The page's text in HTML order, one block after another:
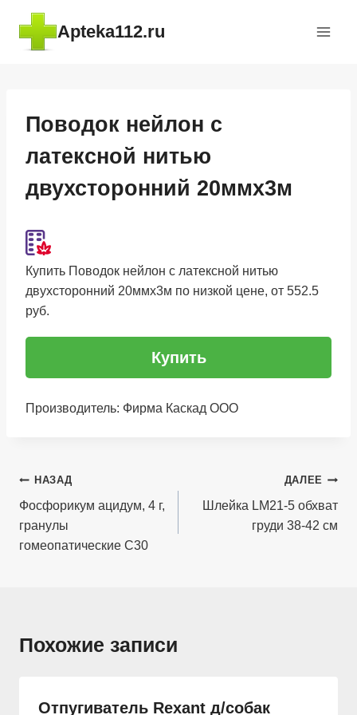
Перейти
содержимому
Apteka112.ru
Поводок нейлон с
латексной нитью
двухсторонний 20ммх3м
Купить Поводок нейлон с латексной нитью
двухсторонний 20ммх3м по низкой цене, от 552.5
руб.
Купить
Производитель: Фирма Каскад ООО
Навигация
по
записям
НАЗАД
Фосфорикум ацидум, 4 г,
гранулы
гомеопатические C30
ДАЛЕЕ
Шлейка LM21-5 обхват
груди 38-42 см
Похожие записи
Отпугиватель Rexant д/собак